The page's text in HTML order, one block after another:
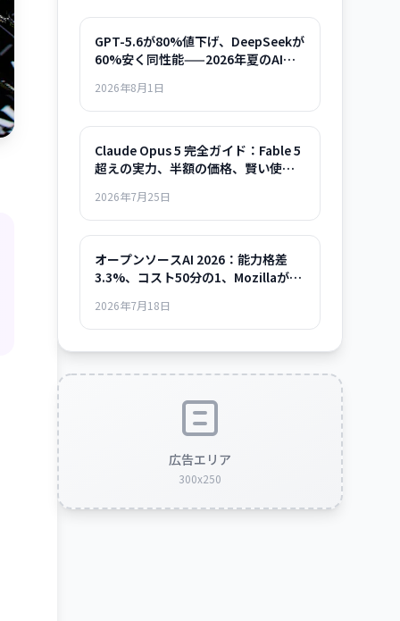
GPT-5.6が80%値下げ、DeepSeekが
60%安く同性能——2026年夏のAIモ
2026年8月1日
Claude Opus 5 完全ガイド：Fable 5
超えの実力、半額の価格、賢い使い
2026年7月25日
オープンソースAI 2026：能力格差
3.3%、コスト50分の1、Mozillaが示
2026年7月18日
広告エリア
300x250